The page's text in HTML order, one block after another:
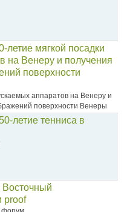
мягкой посадки
на Венеру и получения
поверхности
аппаратов на Венеру и
поверхности Венеры
летие тенниса в
proof